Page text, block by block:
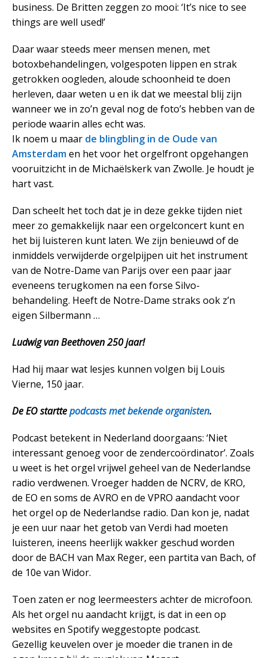
business. De Britten zeggen zo mooi: ‘It’s nice to see
things are well used!’
Daar waar steeds meer mensen menen, met
botoxbehandelingen, volgespoten lippen en strak
getrokken oogleden, aloude schoonheid te doen
herleven, daar weten u en ik dat we meestal blij zijn
wanneer we in zo’n geval nog de foto’s hebben van de
periode waarin alles echt was.
Ik noem u maar de blingbling in de Oude van
Amsterdamen het voor het orgelfront opgehangen
vooruitzicht in de Michaëlskerk van Zwolle. Je houdt je
hart vast.
Dan scheelt het toch dat je in deze gekke tijden niet
meer zo gemakkelijk naar een orgelconcert kunt en
het bij luisteren kunt laten. We zijn benieuwd of de
inmiddels verwijderde orgelpijpen uit het instrument
van de Notre-Dame van Parijs over een paar jaar
eveneens terugkomen na een forse Silvo-
behandeling. Heeft de Notre-Dame straks ook z’n
eigen Silbermann …
Ludwig van Beethoven 250 jaar!
Had hij maar wat lesjes kunnen volgen bij Louis
Vierne, 150 jaar.
De EO starttepodcasts met bekende organisten.
Podcast betekent in Nederland doorgaans: ‘Niet
interessant genoeg voor de zendercoördinator’. Zoals
u weet is het orgel vrijwel geheel van de Nederlandse
radio verdwenen. Vroeger hadden de NCRV, de KRO,
de EO en soms de AVRO en de VPRO aandacht voor
het orgel op de Nederlandse radio. Dan kon je, nadat
je een uur naar het getob van Verdi had moeten
luisteren, ineens heerlijk wakker geschud worden
door de BACH van Max Reger, een partita van Bach, of
de 10e van Widor.
Toen zaten er nog leermeesters achter de microfoon.
Als het orgel nu aandacht krijgt, is dat in een op
websites en Spotify weggestopte podcast.
Gezellig keuvelen over je moeder die tranen in de